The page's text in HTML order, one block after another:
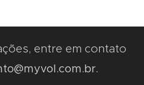
entre em contato